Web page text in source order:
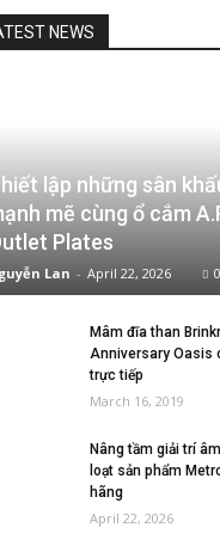
NEWS
lập những sân
mẽ cùng ổ cắm
Plates
Lan - April 22, 2026 0
Mâm đĩa than
Anniversary Oasis
trực tiếp
March 16, 2019
Nâng tầm giải trí
loạt sản phẩm
hãng
April 22, 2026